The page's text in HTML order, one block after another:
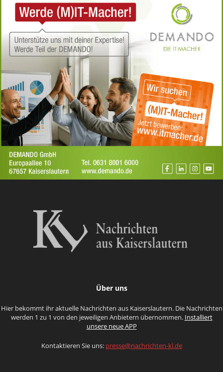
Über uns
Hier bekommt ihr aktuelle Nachrichten aus Kaiserslautern. Die Nachrichten
werden 1 zu 1 von den jeweiligen Anbietern übernommen. Installiert
unsere neue APP
Kontaktieren Sie uns: presse@nachrichten-kl.de